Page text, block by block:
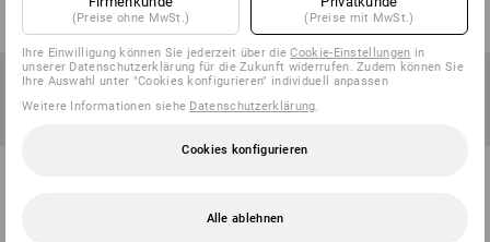
(Preise ohne MwSt.) (Preise mit MwSt.)
Ihre Einwilligung können Sie jederzeit über dieCookie-Einstellungen in
unserer Datenschutzerklärung für die Zukunft widerrufen. Zudem können Sie
Ihre Auswahl unter "Cookies konfigurieren" individuell anpassen
Weitere Informationen siehe Datenschutzerklärung.
Cookies konfigurieren
Alle ablehnen